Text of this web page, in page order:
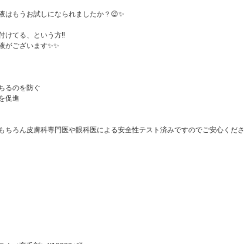
はもうお試しになられましたか？😌✨
けてる、という方‼️
がございます✨✨
るのを防ぐ
促進
ろん皮膚科専門医や眼科医による安全性テスト済みですのでご安心くださ